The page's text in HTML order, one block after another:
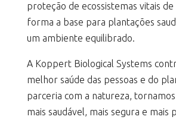
proteção de ecossistemas vitais
forma a base para plantações
um ambiente equilibrado.
A Koppert Biological Systems
melhor saúde das pessoas e do
parceria com a natureza,
mais saudável, mais segura e mais